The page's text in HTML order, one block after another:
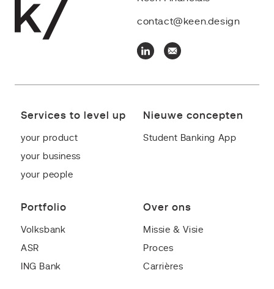
contact@keen.design
Services to level up
your product
your business
your people
Nieuwe concepten
Student Banking App
Portfolio
Volksbank
ASR
ING Bank
Over ons
Missie & Visie
Proces
Carrières